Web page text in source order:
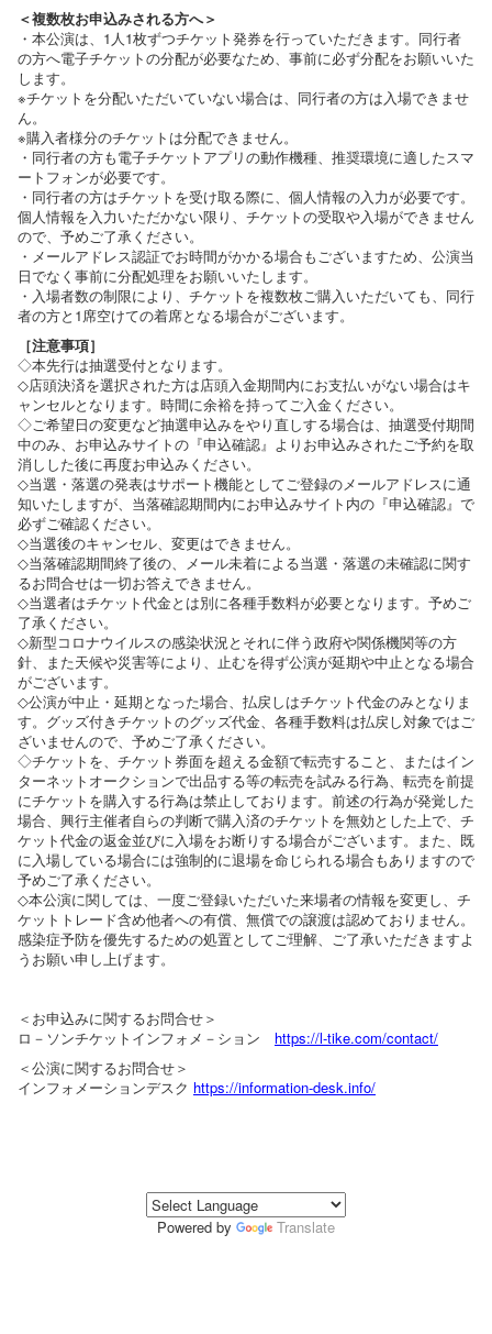
＜複数枚お申込みされる方へ＞
・本公演は、1人1枚ずつチケット発券を行っていただきます。同行者
の方へ電子チケットの分配が必要なため、事前に必ず分配をお願いいた
します。
※チケットを分配いただいていない場合は、同行者の方は入場できませ
ん。
※購入者様分のチケットは分配できません。
・同行者の方も電子チケットアプリの動作機種、推奨環境に適したスマ
ートフォンが必要です。
・同行者の方はチケットを受け取る際に、個人情報の入力が必要です。
個人情報を入力いただかない限り、チケットの受取や入場ができません
ので、予めご了承ください。
・メールアドレス認証でお時間がかかる場合もございますため、公演当
日でなく事前に分配処理をお願いいたします。
・入場者数の制限により、チケットを複数枚ご購入いただいても、同行
者の方と1席空けての着席となる場合がございます。
［注意事項］
◇本先行は抽選受付となります。
◇店頭決済を選択された方は店頭入金期間内にお支払いがない場合はキ
ャンセルとなります。時間に余裕を持ってご入金ください。
◇ご希望日の変更など抽選申込みをやり直しする場合は、抽選受付期間
中のみ、お申込みサイトの『申込確認』よりお申込みされたご予約を取
消しした後に再度お申込みください。
◇当選・落選の発表はサポート機能としてご登録のメールアドレスに通
知いたしますが、当落確認期間内にお申込みサイト内の『申込確認』で
必ずご確認ください。
◇当選後のキャンセル、変更はできません。
◇当落確認期間終了後の、メール未着による当選・落選の未確認に関す
るお問合せは一切お答えできません。
◇当選者はチケット代金とは別に各種手数料が必要となります。予めご
了承ください。
◇新型コロナウイルスの感染状況とそれに伴う政府や関係機関等の方
針、また天候や災害等により、止むを得ず公演が延期や中止となる場合
がございます。
◇公演が中止・延期となった場合、払戻しはチケット代金のみとなりま
す。グッズ付きチケットのグッズ代金、各種手数料は払戻し対象ではご
ざいませんので、予めご了承ください。
◇チケットを、チケット券面を超える金額で転売すること、またはイン
ターネットオークションで出品する等の転売を試みる行為、転売を前提
にチケットを購入する行為は禁止しております。前述の行為が発覚した
場合、興行主催者自らの判断で購入済のチケットを無効とした上で、チ
ケット代金の返金並びに入場をお断りする場合がございます。また、既
に入場している場合には強制的に退場を命じられる場合もありますので
予めご了承ください。
◇本公演に関しては、一度ご登録いただいた来場者の情報を変更し、チ
ケットトレード含め他者への有償、無償での譲渡は認めておりません。
感染症予防を優先するための処置としてご理解、ご了承いただきますよ
うお願い申し上げます。
＜お申込みに関するお問合せ＞
ロ－ソンチケットインフォメ－ション https://l-tike.com/contact/
＜公演に関するお問合せ＞
インフォメーションデスク https://information-desk.info/
Powered by Translate